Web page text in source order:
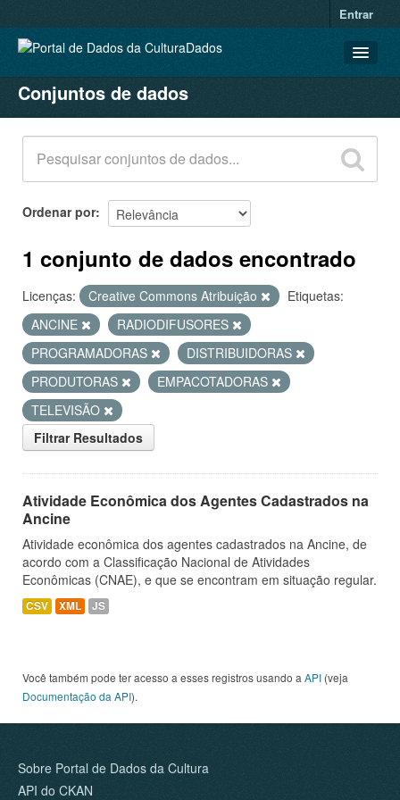
Entrar
CONJUNTOS DE DADOS
ORGANIZAÇÕES
GRUPOS
SOBRE
Conjuntos de dados
Ordenar por
1 conjunto de dados encontrado
Licenças: Creative Commons Atribuição
Etiquetas:
ANCINE
RADIODIFUSORES
PROGRAMADORAS
DISTRIBUIDORAS
PRODUTORAS
EMPACOTADORAS
TELEVISÃO
Filtrar Resultados
Atividade Econômica dos Agentes Cadastrados na
Ancine
Atividade econômica dos agentes cadastrados na Ancine, de
acordo com a Classificação Nacional de Atividades
Econômicas (CNAE), e que se encontram em situação regular.
CSV XML JS
Você também pode ter acesso a esses registros usando a API (veja
Documentação da API).
Sobre Portal de Dados da Cultura
API do CKAN